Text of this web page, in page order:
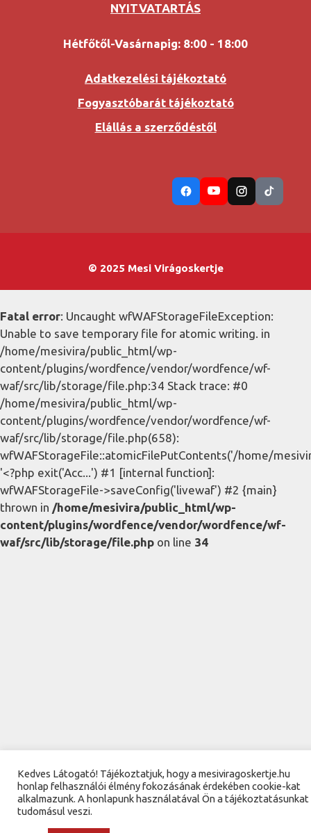
NYITVATARTÁS
Hétfőtől-Vasárnapig: 8:00 - 18:00
Adatkezelési tájékoztató
Fogyasztóbarát tájékoztató
Elállás a szerződéstől
© 2025 Mesi Virágoskertje
Kedves Látogató! Tájékoztatjuk, hogy a mesiviragoskertje.hu
honlap felhasználói élmény fokozásának érdekében cookie-kat
alkalmazunk. A honlapunk használatával Ön a tájékoztatásunkat
tudomásul veszi.
Fatal error: Uncaught wfWAFStorageFileException:
Unable to save temporary file for atomic writing. in
/home/mesivira/public_html/wp-
content/plugins/wordfence/vendor/wordfence/wf-
waf/src/lib/storage/file.php:34 Stack trace: #0
/home/mesivira/public_html/wp-
content/plugins/wordfence/vendor/wordfence/wf-
waf/src/lib/storage/file.php(658):
wfWAFStorageFile::atomicFilePutContents('/home/
'<?php exit('Acc...') #1 [internal function]:
wfWAFStorageFile->saveConfig('livewaf') #2 {main}
thrown in /home/mesivira/public_html/wp-
content/plugins/wordfence/vendor/wordfence/wf-
waf/src/lib/storage/file.php on line 34